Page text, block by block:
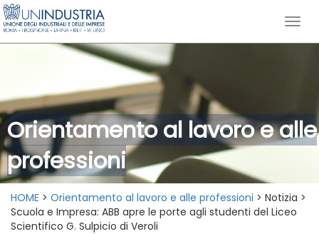
Orientamento al lavoro e alle
professioni
HOME > Orientamento al lavoro e alle professioni > Notizia >
Scuola e Impresa: ABB apre le porte agli studenti del Liceo
Scientifico G. Sulpicio di Veroli